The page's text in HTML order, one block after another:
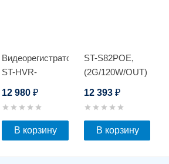
Видеорегистратор
ST-HVR-
12 980₽
В корзину
ST-S82POE,
(2G/120W/OUT)
12 393 ₽
В корзину